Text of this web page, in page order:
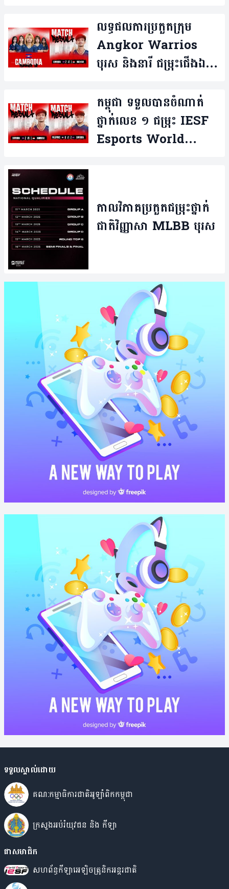
លទ្ធផលការ​ប្រកួតក្រុម
Angkor Warrios ​
បុរស និង​នារី ​ជម្រុះ​ជើង​ឯក​
អាគ្នេយ៍
កម្ពុជា ទទួល​បាន​ចំណាត់​
ថ្នាក់​លេខ​ ១ ជម្រុះ IESF
Esports World
កាល​វិភាគ​ប្រកួត​ជម្រុះ​ថ្នាក់​
ជាតិ​វិញ្ញាសា MLBB បុរស
ទទួលស្គាល់ដោយ
គណ:កម្មាធិការជាតិអូឡាំពិកកម្ពុជា
ក្រសួងអប់រំយុវជន​ និង កីឡា
ជាសមាជិក
សហព័ន្ធកីឡាអេឡិចត្រូនិកអន្តរជាតិ